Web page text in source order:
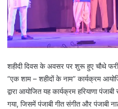
शहीदी दिवस के अवसर पर शुरू हुए चौथे
“एक शाम – शहीदों के नाम” कार्यक्रम
द्वारा आयोजित यह कार्यक्रम हरियाणा
गया, जिसमें पंजाबी गीत संगीत और पंजाबी